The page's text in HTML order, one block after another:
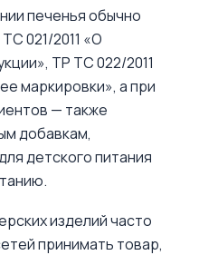
печенья обычно
021/2011 «О
ТР ТС 022/2011
маркировки», а при
— также
добавкам,
детского питания
изделий часто
принимать товар,